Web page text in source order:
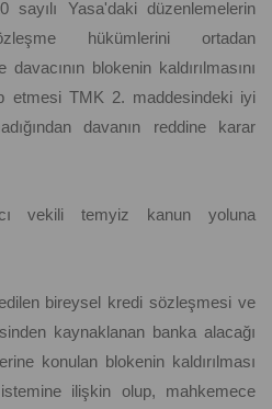
sayılı Yasa'daki düzenlemelerin
hükümlerini ortadan
blokenin kaldırılmasını
etmesi TMK 2. maddesindeki iyi
davanın reddine karar
vekili temyiz kanun yoluna
bireysel kredi sözleşmesi ve
kaynaklanan banka alacağı
konulan blokenin kaldırılması
ilişkin olup, mahkemece